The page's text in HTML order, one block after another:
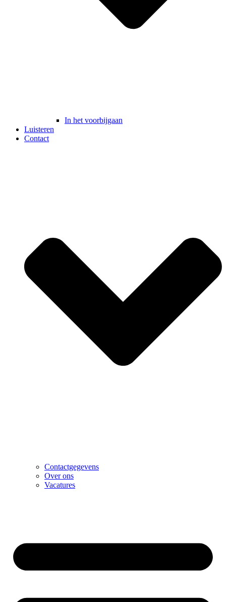
In het voorbijgaan
Luisteren
Contact
Contactgegevens
Over ons
Vacatures